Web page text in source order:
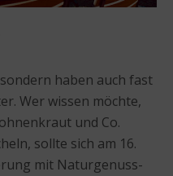
haben auch fast
Wer wissen möchte,
und Co.
sollte sich am 16.
mit Naturgenuss-